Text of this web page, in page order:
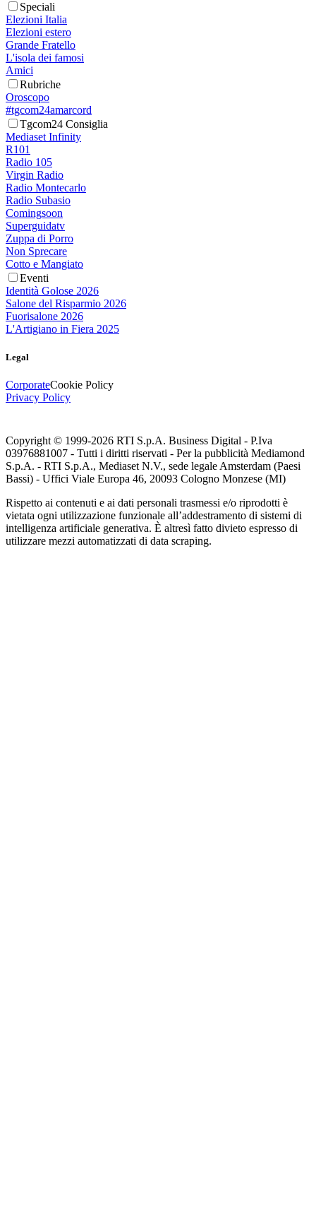
Speciali
Elezioni Italia
Elezioni estero
Grande Fratello
L'isola dei famosi
Amici
Rubriche
Oroscopo
#tgcom24amarcord
Tgcom24 Consiglia
Mediaset Infinity
R101
Radio 105
Virgin Radio
Radio Montecarlo
Radio Subasio
Comingsoon
Superguidatv
Zuppa di Porro
Non Sprecare
Cotto e Mangiato
Eventi
Identità Golose 2026
Salone del Risparmio 2026
Fuorisalone 2026
L'Artigiano in Fiera 2025
Legal
CorporateCookie Policy
Privacy Policy
Copyright © 1999-2026 RTI S.p.A. Business Digital - P.Iva
03976881007 - Tutti i diritti riservati - Per la pubblicità Mediamond
S.p.A. - RTI S.p.A., Mediaset N.V., sede legale Amsterdam (Paesi
Bassi) - Uffici Viale Europa 46, 20093 Cologno Monzese (MI)
Rispetto ai contenuti e ai dati personali trasmessi e/o riprodotti è
vietata ogni utilizzazione funzionale all’addestramento di sistemi di
intelligenza artificiale generativa. È altresì fatto divieto espresso di
utilizzare mezzi automatizzati di data scraping.